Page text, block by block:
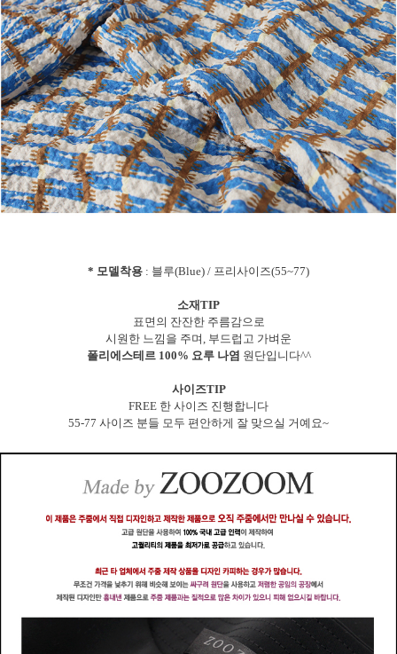
* 모델착용 : 블루(Blue) / 프리사이즈(55~77)
소재TIP
표면의 잔잔한 주름감으로
시원한 느낌을 주며, 부드럽고 가벼운
폴리에스테르 100% 요루 나염 원단입니다^^
사이즈TIP
FREE 한 사이즈 진행합니다
55-77 사이즈 분들 모두 편안하게 잘 맞으실 거예요~